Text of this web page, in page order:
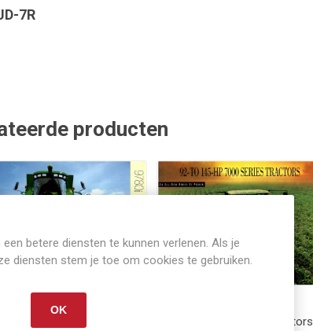
7R
producten
John 7000 series tractors
betere diensten te kunnen verlenen. Als je
diensten stem je toe om cookies te gebruiken.
OK